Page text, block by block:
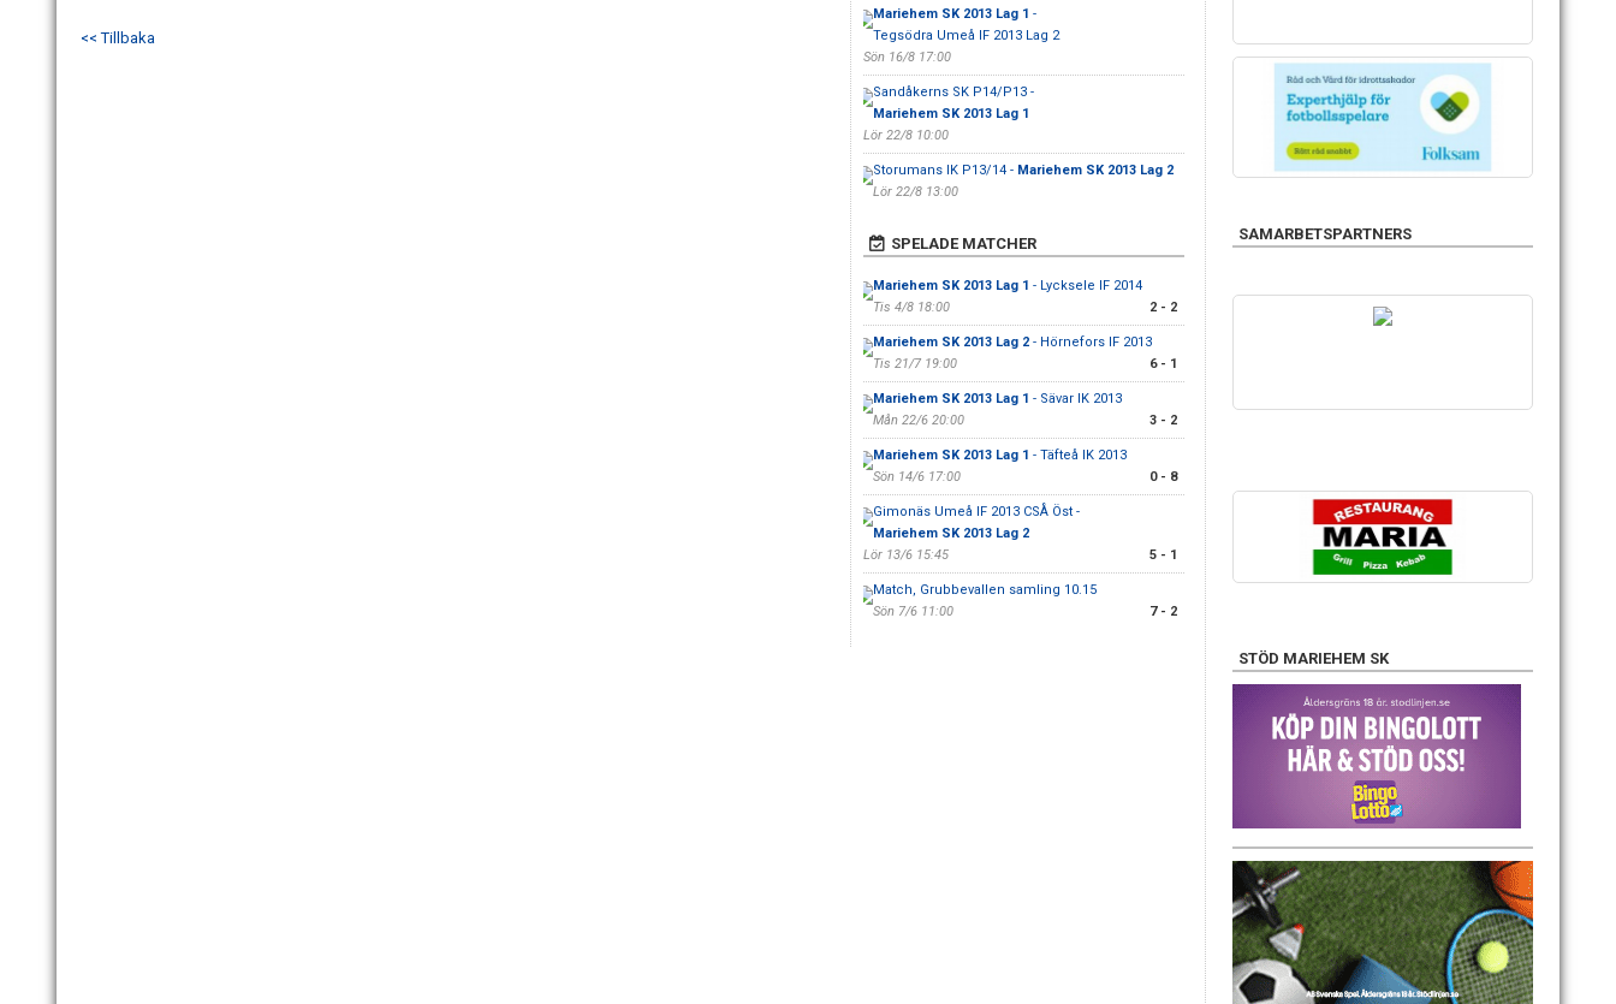
<< Tillbaka
Mariehem SK 2013 Lag 1 -
Tegsödra Umeå IF 2013 Lag 2
Sön 16/8 17:00
Sandåkerns SK P14/P13 -
Mariehem SK 2013 Lag 1
Lör 22/8 10:00
Storumans IK P13/14 - Mariehem SK 2013 Lag 2
Lör 22/8 13:00
SPELADE MATCHER
Mariehem SK 2013 Lag 1 - Lycksele IF 2014
Tis 4/8 18:00
2 - 2
Mariehem SK 2013 Lag 2- Hörnefors IF 2013
Tis 21/7 19:00
6 - 1
Mariehem SK 2013 Lag 1 - Sävar IK 2013
Mån 22/6 20:00
3 - 2
Mariehem SK 2013 Lag 1 - Täfteå IK 2013
Sön 14/6 17:00
0 - 8
Gimonäs Umeå IF 2013 CSÅ Öst -
Mariehem SK 2013 Lag 2
Lör 13/6 15:45
5 - 1
Match, Grubbevallen samling 10.15
Sön 7/6 11:00
7 - 2
SAMARBETSPARTNERS
STÖD MARIEHEM SK